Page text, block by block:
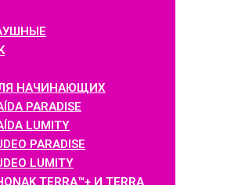
НАЧИНАЮЩИХ
PARADISE
LUMITY
PARADISE
LUMITY
TERRA™+ И TERRA